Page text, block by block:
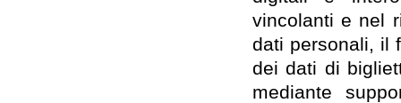
vincolanti e nel
dati personali, il
dei dati di
mediante